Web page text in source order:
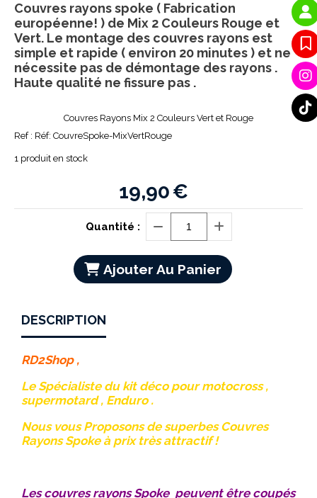
Couvres Rayons Mix 2 Couleurs Vert et Rouge
Ref : Réf: CouvreSpoke-MixVertRouge
19,90€
1 produit en stock
Quantité :
Ajouter Au Panier
Couvres rayons spoke ( Fabrication
européenne! ) de Mix 2 Couleurs Rouge et
Vert. Le montage des couvres rayons est
simple et rapide ( environ 20 minutes ) et ne
nécessite pas de démontage des rayons .
Haute qualité ne fissure pas .
DESCRIPTION
RD2Shop ,
Le Spécialiste du kit déco pour motocross ,
supermotard , Enduro .
Nous vous Proposons de superbes Couvres
Rayons Spoke à prix très attractif !
Les couvres rayons Spoke peuvent être coupés